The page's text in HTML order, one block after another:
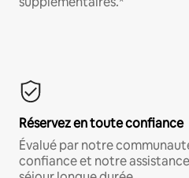
Réservez en toute confiance
Évalué par notre
confiance et notre